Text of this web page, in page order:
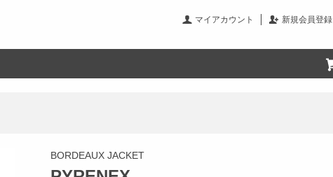
マイアカウント 新規会員登録
BORDEAUX JACKET